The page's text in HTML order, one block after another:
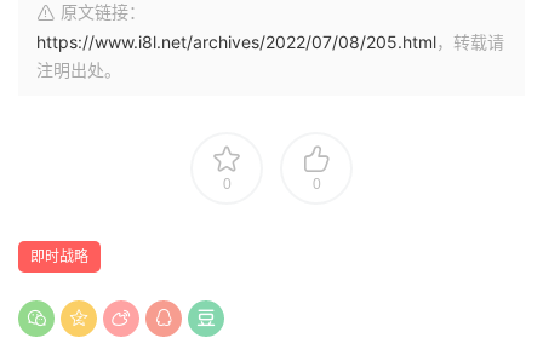
原文链接：
https://www.i8l.net/archives/2022/07/08/205.html，转载请
注明出处。
0 0
即时战略